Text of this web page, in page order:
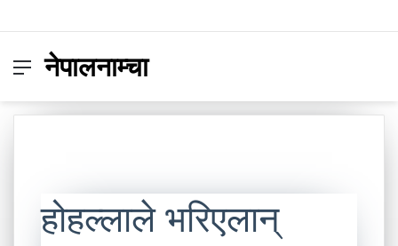
Menu
नेपालनाम्चा
होहल्लाले भरिएलान्